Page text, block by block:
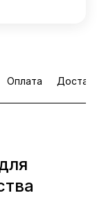
Оплата